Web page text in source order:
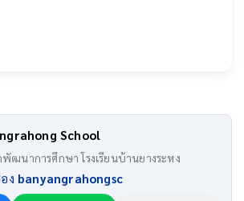
School
ฒนาการศึกษา โรงเรียนบ้านยางระหง
ง banyangrahongsc